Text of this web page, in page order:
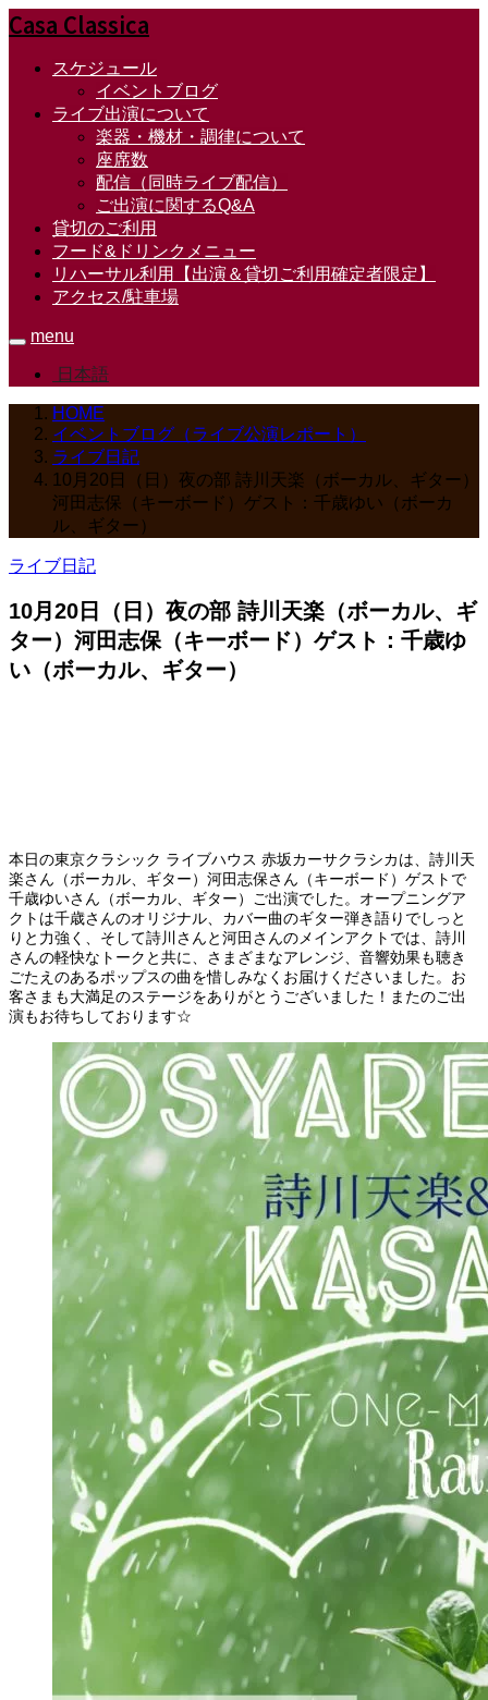
Casa Classica
スケジュール
イベントブログ
ライブ出演について
楽器・機材・調律について
座席数
配信（同時ライブ配信）
ご出演に関するQ&A
貸切のご利用
フード&ドリンクメニュー
リハーサル利用【出演＆貸切ご利用確定者限定】
アクセス/駐車場
menu
日本語
HOME
イベントブログ（ライブ公演レポート）
ライブ日記
10月20日（日）夜の部 詩川天楽（ボーカル、ギター）
河田志保（キーボード）ゲスト：千歳ゆい（ボーカ
ル、ギター）
ライブ日記
10月20日（日）夜の部 詩川天楽（ボーカル、ギ
ター）河田志保（キーボード）ゲスト：千歳ゆ
い（ボーカル、ギター）
本日の東京クラシック ライブハウス 赤坂カーサクラシカは、詩川天
楽さん（ボーカル、ギター）河田志保さん（キーボード）ゲストで
千歳ゆいさん（ボーカル、ギター）ご出演でした。オープニングア
クトは千歳さんのオリジナル、カバー曲のギター弾き語りでしっと
りと力強く、そして詩川さんと河田さんのメインアクトでは、詩川
さんの軽快なトークと共に、さまざまなアレンジ、音響効果も聴き
ごたえのあるポップスの曲を惜しみなくお届けくださいました。お
客さまも大満足のステージをありがとうございました！またのご出
演もお待ちしております☆